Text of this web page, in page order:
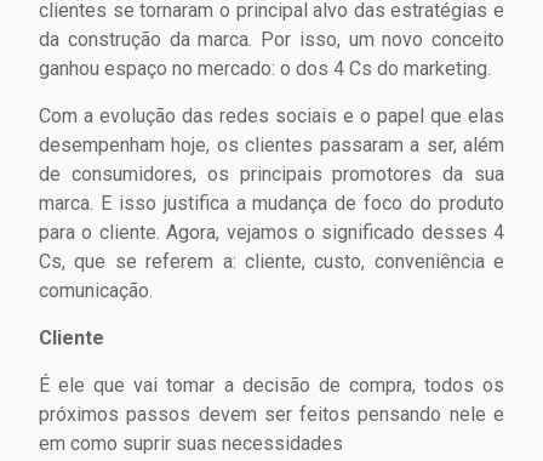
clientes se tornaram o principal alvo das estratégias e
da construção da marca. Por isso, um novo conceito
ganhou espaço no mercado: o dos 4 Cs do marketing.
Com a evolução das redes sociais e o papel que elas
desempenham hoje, os clientes passaram a ser, além
de consumidores, os principais promotores da sua
marca. E isso justifica a mudança de foco do produto
para o cliente. Agora, vejamos o significado desses 4
Cs, que se referem a: cliente, custo, conveniência e
comunicação.
Cliente
É ele que vai tomar a decisão de compra, todos os
próximos passos devem ser feitos pensando nele e
em como suprir suas necessidades